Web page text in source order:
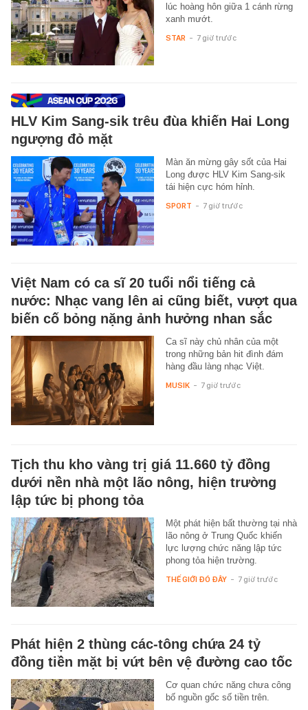
lúc hoàng hôn giữa 1 cánh rừng
xanh mướt.
STAR - 7 giờ trước
HLV Kim Sang-sik trêu đùa khiến Hai Long
ngượng đỏ mặt
Màn ăn mừng gây sốt của Hai
Long được HLV Kim Sang-sik
tái hiện cực hóm hỉnh.
SPORT - 7 giờ trước
Việt Nam có ca sĩ 20 tuổi nổi tiếng cả
nước: Nhạc vang lên ai cũng biết, vượt qua
biến cố bỏng nặng ảnh hưởng nhan sắc
Ca sĩ này chủ nhân của một
trong những bản hit đình đám
hàng đầu làng nhạc Việt.
MUSIK - 7 giờ trước
Tịch thu kho vàng trị giá 11.660 tỷ đồng
dưới nền nhà một lão nông, hiện trường
lập tức bị phong tỏa
Một phát hiện bất thường tại nhà
lão nông ở Trung Quốc khiến
lực lượng chức năng lập tức
phong tỏa hiện trường.
THẾ GIỚI ĐÓ ĐÂY - 7 giờ trước
Phát hiện 2 thùng các-tông chứa 24 tỷ
đồng tiền mặt bị vứt bên vệ đường cao tốc
Cơ quan chức năng chưa công
bố nguồn gốc số tiền trên.